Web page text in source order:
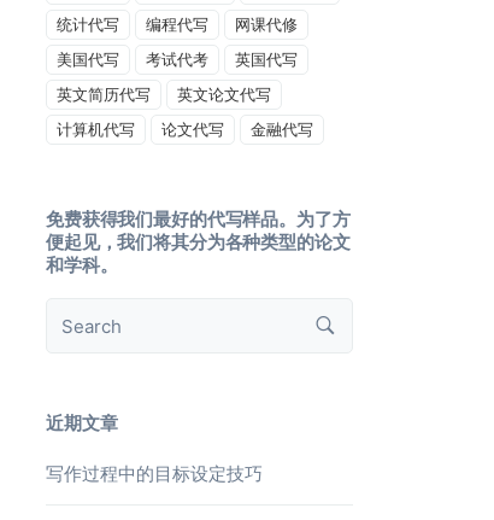
统计代写
编程代写
网课代修
美国代写
考试代考
英国代写
英文简历代写
英文论文代写
计算机代写
论文代写 金融代写
免费获得我们最好的代写样品。为了方
便起见，我们将其分为各种类型的论文
和学科。
近期文章
写作过程中的目标设定技巧